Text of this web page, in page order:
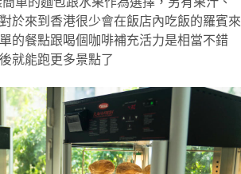
於來到香港很少會在飯店內吃飯的羅賓來
的餐點跟喝個咖啡補充活力是相當不錯
就能跑更多景點了